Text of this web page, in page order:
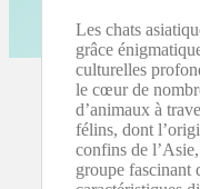
Les chats
grâce
culturelles
le cœur de
d’animaux à
félins, dont
confins de
groupe fascinant